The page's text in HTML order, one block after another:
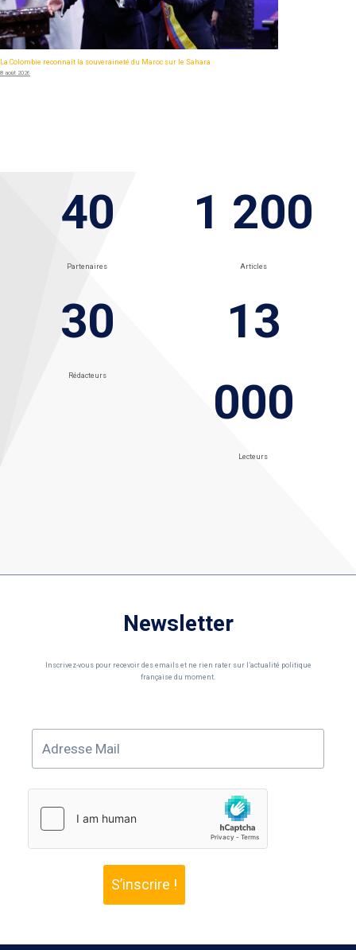
La Colombie reconnaît la souveraineté du Maroc sur le Sahara
8 août 2026
40
Partenaires
1 200
Articles
30
Rédacteurs
13
000
Lecteurs
Newsletter
Inscrivez-vous pour recevoir des emails et ne rien rater sur l’actualité politique
française du moment.
S’inscrire !